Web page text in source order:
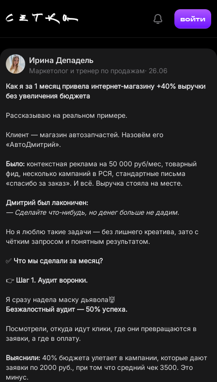
войти
Ирина Депадель
Маркетолог и тренер по продажам· 26.06
Как я за 1 месяц привела интернет-магазину +40% выручки
без увеличения бюджета
Рассказываю на реальном примере.
Клиент — магазин автозапчастей. Назовём его
«АвтоДмитрий».
Было: контекстная реклама на 50 000 руб/мес, товарный
фид, несколько кампаний в РСЯ, стандартные письма
«спасибо за заказ». И всё. Выручка стояла на месте.
Дмитрий был лаконичен:
— Сделайте что-нибудь, но денег больше не дадим.
Но я люблю такие задачи — без лишнего креатива, зато с
чётким запросом и понятным результатом.
✅ Что мы сделали за месяц?
👉 Шаг 1. Аудит воронки.
Безжалостный аудит — 50% успеха.
Посмотрели, откуда идут клики, где они превращаются в
заявки, а где в оплату.
Выяснили: 40% бюджета улетает в кампании, которые дают
заявки по 2000 руб., при том что средний чек 3500. Это
минус.